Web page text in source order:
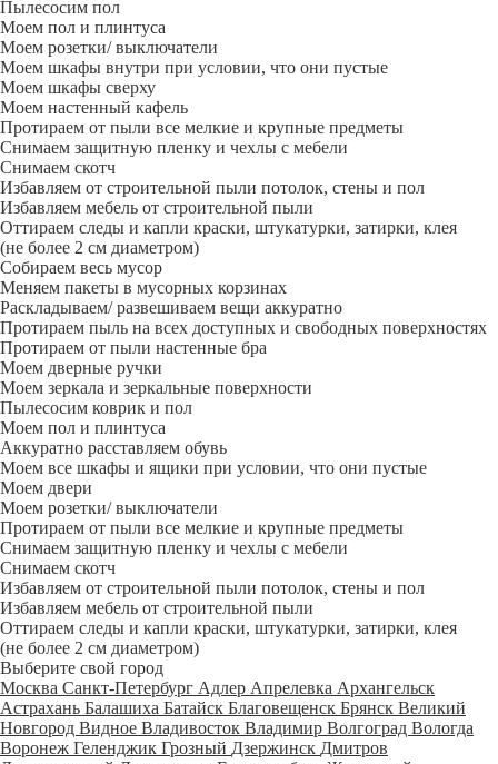
Пылесосим пол
Моем пол и плинтуса
Моем розетки/ выключатели
Моем шкафы внутри при условии, что они пустые
Моем шкафы сверху
Моем настенный кафель
Протираем от пыли все мелкие и крупные предметы
Снимаем защитную пленку и чехлы с мебели
Снимаем скотч
Избавляем от строительной пыли потолок, стены и пол
Избавляем мебель от строительной пыли
Оттираем следы и капли краски, штукатурки, затирки, клея
(не более 2 см диаметром)
Собираем весь мусор
Меняем пакеты в мусорных корзинах
Раскладываем/ развешиваем вещи аккуратно
Протираем пыль на всех доступных и свободных поверхностях
Протираем от пыли настенные бра
Моем дверные ручки
Моем зеркала и зеркальные поверхности
Пылесосим коврик и пол
Моем пол и плинтуса
Аккуратно расставляем обувь
Моем все шкафы и ящики при условии, что они пустые
Моем двери
Моем розетки/ выключатели
Протираем от пыли все мелкие и крупные предметы
Снимаем защитную пленку и чехлы с мебели
Снимаем скотч
Избавляем от строительной пыли потолок, стены и пол
Избавляем мебель от строительной пыли
Оттираем следы и капли краски, штукатурки, затирки, клея
(не более 2 см диаметром)
Выберите свой город
Москва Санкт-Петербург Адлер Апрелевка Архангельск
Астрахань Балашиха Батайск Благовещенск Брянск Великий
Новгород Видное Владивосток Владимир Волгоград Вологда
Воронеж Геленджик Грозный Дзержинск Дмитров